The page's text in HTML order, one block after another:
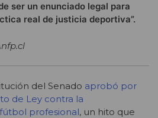
ser un enunciado legal para
real de justicia deportiva”.
del Senado aprobó por
de Ley contra la
profesional, un hito que